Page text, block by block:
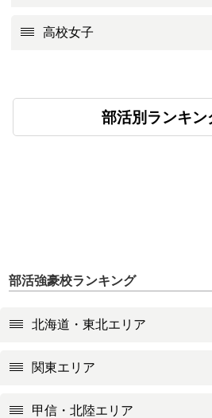
高校女子
部活別ランキン
部活強豪校ランキング
北海道・東北エリア
関東エリア
甲信・北陸エリア